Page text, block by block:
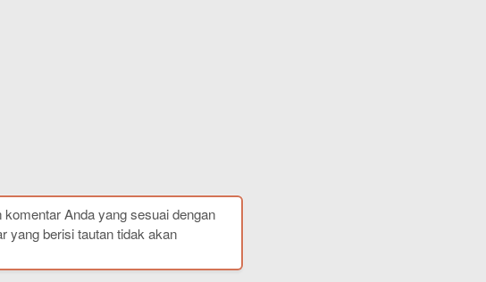
komentar Anda yang sesuai dengan
yang berisi tautan tidak akan